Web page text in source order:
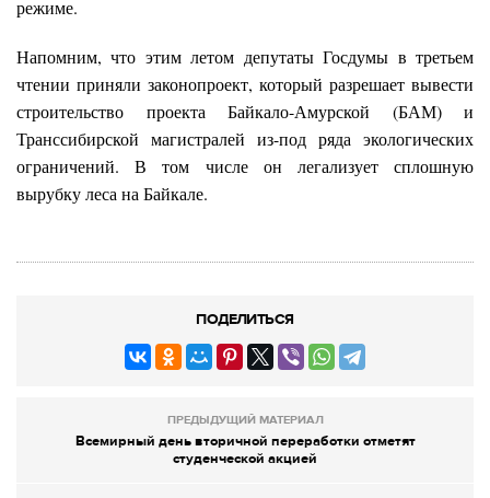
режиме.
Напомним, что этим летом депутаты Госдумы в третьем
чтении приняли законопроект, который разрешает вывести
строительство проекта Байкало-Амурской (БАМ) и
Транссибирской магистралей из-под ряда экологических
ограничений. В том числе он легализует сплошную
вырубку леса на Байкале.
ПОДЕЛИТЬСЯ
ПРЕДЫДУЩИЙ МАТЕРИАЛ
Всемирный день вторичной переработки отметят
студенческой акцией